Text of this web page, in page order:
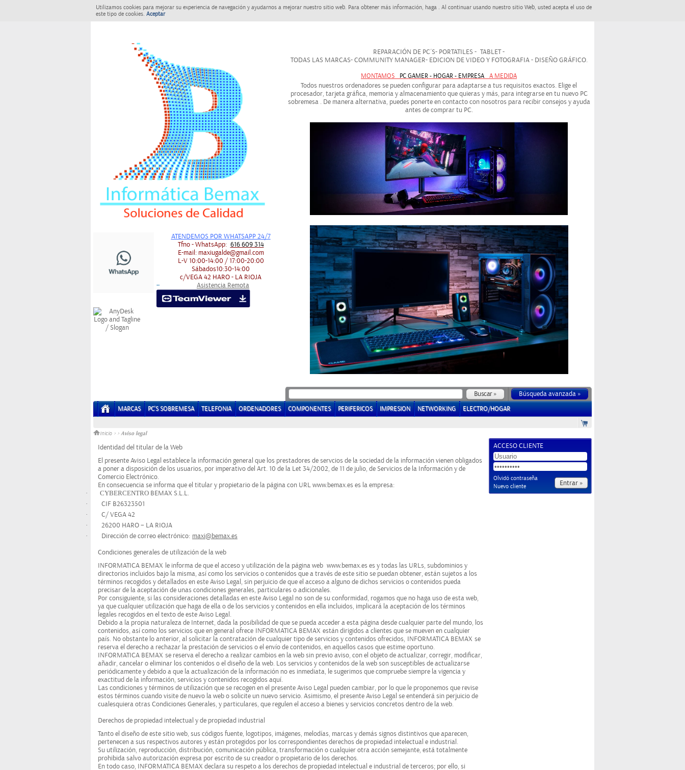
Utilizamos cookies para mejorar su experiencia de navegación y ayudarnos a mejorar nuestro sitio web. Para obtener más información, haga . Al continuar usando nuestro sitio Web, usted acepta el uso de
este tipo de cookies. Aceptar
ATENDEMOS POR WHATSAPP 24/7
Tfno - WhatsApp: 616 609 314
E-mail:maxiugalde@gmail.com
L-V10:00-14:00 / 17:00-20:00
Sábados10:30-14:00
c/VEGA 42 HARO - LA RIOJA
-- Asistencia Remota
REPARACIÓN DE PC´S- PORTATILES - TABLET -
TODAS LAS MARCAS- COMMUNITY MANAGER- EDICION DE VIDEO Y FOTOGRAFIA - DISEÑO GRÁFICO.
MONTAMOS PC GAMER - HOGAR - EMPRESA A MEDIDA
Todos nuestros ordenadores se pueden configurar para adaptarse a tus requisitos exactos. Elige el
procesador, tarjeta gráfica, memoria y almacenamiento que quieras y más, para integrarse en tu nuevo PC
sobremesa . De manera alternativa, puedes ponerte en contacto con nosotros para recibir consejos y ayuda
antes de comprar tu PC.
Búsqueda avanzada »
MARCAS PC'S SOBREMESA TELEFONIA ORDENADORES COMPONENTES PERIFERICOS IMPRESION NETWORKING ELECTRO/HOGAR
Inicio > > Aviso legal
Identidad del titular de la Web
El presente Aviso Legal establece la información general que los prestadores de servcios de la sociedad de la información vienen obligados
a poner a disposición de los usuarios, por imperativo del Art. 10 de la Let 34/2002, de 11 de julio, de Servicios de la Información y de
Comercio Electrónico.
En consecuencia se informa que el titular y propietario de la página con URL www.bemax.es es la empresa:
· CYBERCENTRO BEMAX S.L.L.
· CIF B26323501
· C/ VEGA 42
· 26200 HARO – LA RIOJA
· Dirección de correo electrónico: maxi@bemax.es
Condiciones generales de utilización de la web
INFORMATICA BEMAX le informa de que el acceso y utilización de la página web www.bemax.es esy todas las URLs, subdominios y
directorios incluidos bajo la misma, así como los servicios o contenidos que a través de este sitio se puedan obtener, están sujetos a los
términos recogidos y detallados en este Aviso Legal, sin perjuicio de que el acceso a alguno de dichos servicios o contenidos pueda
precisar de la aceptación de unas condiciones generales, particulares o adicionales.
Por consiguiente, si las consideraciones detalladas en este Aviso Legal no son de su conformidad, rogamos que no haga uso de esta web,
ya que cualquier utilización que haga de ella o de los servicios y contenidos en ella incluidos, implicará la aceptación de los términos
legales recogidos en el texto de este Aviso Legal.
Debido a la propia naturaleza de Internet, dada la posibilidad de que se pueda acceder a esta página desde cualquier parte del mundo, los
contenidos, así como los servicios que en general ofrece INFORMATICA BEMAX están dirigidos a clientes que se mueven en cualquier
país. No obstante lo anterior, al solicitar la contratación de cualquier tipo de servicios y contenidos ofrecidos, INFORMATICA BEMAX se
reserva el derecho a rechazar la prestación de servicios o el envío de contenidos, en aquellos casos que estime oportuno.
INFORMATICA BEMAX se reserva el derecho a realizar cambios en la web sin previo aviso, con el objeto de actualizar, corregir, modificar,
añadir, cancelar o eliminar los contenidos o el diseño de la web. Los servicios y contenidos de la web son susceptibles de actualizarse
periódicamente y debido a que la actualización de la información no es inmediata, le sugerimos que compruebe siempre la vigencia y
exactitud de la información, servicios y contenidos recogidos aquí.
Las condiciones y términos de utilización que se recogen en el presente Aviso Legal pueden cambiar, por lo que le proponemos que revise
estos términos cuando visite de nuevo la web o solicite un nuevo servicio. Asimismo, el presente Aviso Legal se entenderá sin perjuicio de
cualesquiera otras Condiciones Generales, y particulares, que regulen el acceso a bienes y servicios concretos dentro de la web.
Derechos de propiedad intelectual y de propiedad industrial
Tanto el diseño de este sitio web, sus códigos fuente, logotipos, imágenes, melodías, marcas y demás signos distintivos que aparecen,
pertenecen a sus respectivos autores y están protegidos por los correspondientes derechos de propiedad intelectual e industrial.
Su utilización, reproducción, distribución, comunicación pública, transformación o cualquier otra acción semejante, está totalmente
prohibida salvo autorización expresa por escrito de su creador o propietario de los derechos.
En todo caso, INFORMATICA BEMAX declara su respeto a los derechos de propiedad intelectual e industrial de terceros; por ello, si
ACCESO CLIENTE
Olvidó contraseña
Nuevo cliente